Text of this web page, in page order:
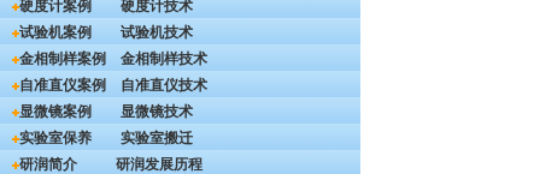
硬度计案例
硬度计技术
试验机案例
试验机技术
金相制样案例
金相制样技术
自准直仪案例
自准直仪技术
显微镜案例
显微镜技术
实验室保养
实验室搬迁
研润简介
研润发展历程